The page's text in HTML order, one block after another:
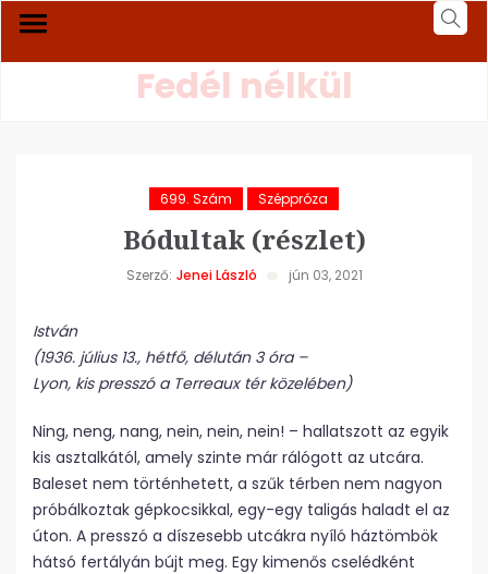
Fedél nélkül
699. Szám Széppróza
Bódultak (részlet)
Szerző: Jenei László jún 03, 2021
István
(1936. július 13., hétfő, délután 3 óra –
Lyon, kis presszó a Terreaux tér közelében)
Ning, neng, nang, nein, nein, nein! – hallatszott az egyik
kis asztalkától, amely szinte már rálógott az utcára.
Baleset nem történhetett, a szűk térben nem nagyon
próbálkoztak gépkocsikkal, egy-egy taligás haladt el az
úton. A presszó a díszesebb utcákra nyíló háztömbök
hátsó fertályán bújt meg. Egy kimenős cselédként